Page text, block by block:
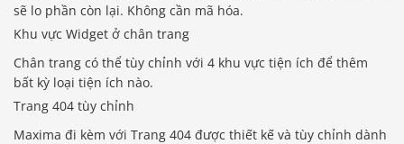
sẽ lo phần còn lại. Không cần mã hóa.
Khu vực Widget ở chân trang
Chân trang có thể tùy chỉnh với 4 khu vực tiện ích để thêm
bất kỳ loại tiện ích nào.
Trang 404 tùy chỉnh
Maxima đi kèm với Trang 404 được thiết kế và tùy chỉnh dành